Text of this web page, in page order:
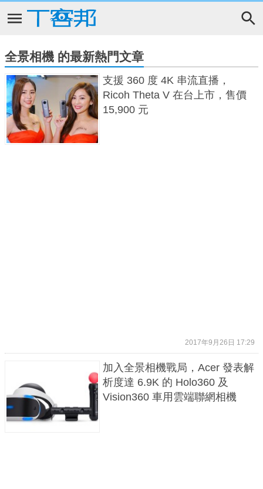
全景相機 的最新熱門文章
支援 360 度 4K 串流直播，
Ricoh Theta V 在台上市，售價
15,900 元
2017年9月26日 17:29
加入全景相機戰局，Acer 發表解
析度達 6.9K 的 Holo360 及
Vision360 車用雲端聯網相機